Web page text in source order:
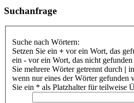
Suchanfrage
Suche nach Wörtern:
Setzen Sie ein + vor ein Wort, das
ein - vor ein Wort, das nicht
Sie mehrere Wörter getrennt durch |
wenn nur eines der Wörter gefunden
Sie ein * als Platzhalter für teilweise